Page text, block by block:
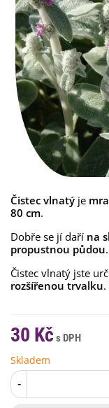
Čistec vlnatý je
80 cm.
Dobře se jí daří na
propustnou půdou
Čistec vlnatý jste
rozšířenou trvalku
30 Kč
Skladem
-